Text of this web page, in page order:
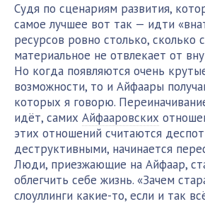
Судя по сценариям развития,
самое лучшее вот так — идти
ресурсов ровно столько, сколько
материальное не отвлекает от
Но когда появляются очень
возможности, то и Айфаары
которых я говорю.
идёт, самих Айфааровских
этих отношений считаются
деструктивными, начинается
Люди, приезжающие на Айфаар,
облегчить себе жизнь. «Зачем
слоуллинги какие-то, если и так